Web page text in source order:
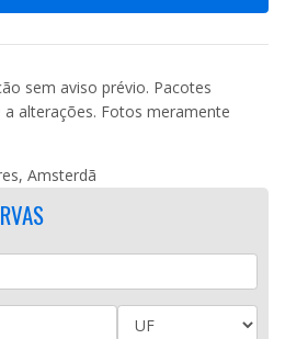
sem aviso prévio. Pacotes
alterações. Fotos meramente
Amsterdã